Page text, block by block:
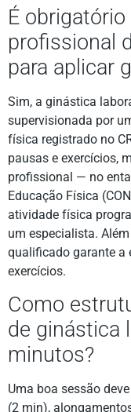
É
profissional
para aplicar
Sim, a ginástica
supervisionada por
física registrado no
pausas e exercícios,
profissional — no
Educação Física
atividade física
um especialista.
qualificado garante a
exercícios.
Como
de ginástica
minutos?
Uma boa sessão
(2 min),